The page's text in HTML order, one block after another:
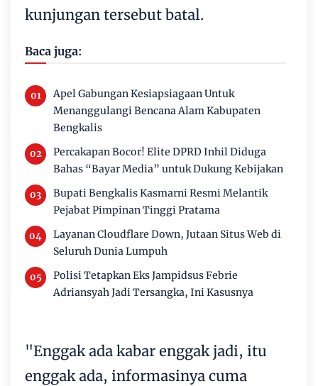
kunjungan tersebut batal.
Baca juga:
Apel Gabungan Kesiapsiagaan Untuk
Menanggulangi Bencana Alam Kabupaten
Bengkalis
Percakapan Bocor! Elite DPRD Inhil Diduga
Bahas “Bayar Media” untuk Dukung Kebijakan
Bupati Bengkalis Kasmarni Resmi Melantik
Pejabat Pimpinan Tinggi Pratama
Layanan Cloudflare Down, Jutaan Situs Web di
Seluruh Dunia Lumpuh
Polisi Tetapkan Eks Jampidsus Febrie
Adriansyah Jadi Tersangka, Ini Kasusnya
"Enggak ada kabar enggak jadi, itu
enggak ada, informasinya cuma